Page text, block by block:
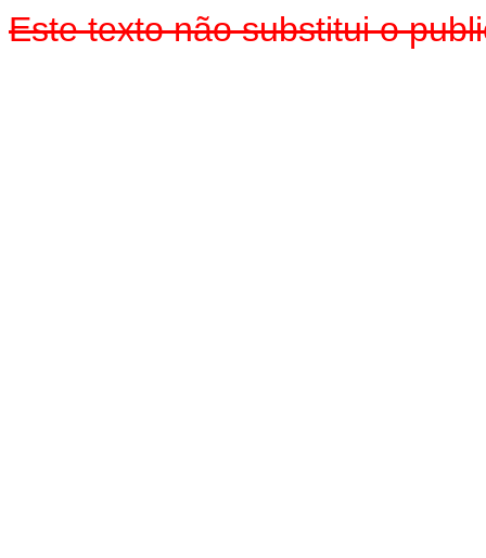
Este texto não substitui o